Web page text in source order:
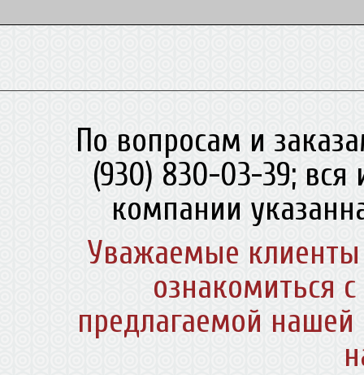
По вопросам и
(930) 830-03-39;
компании
Уважаемые
ознакомиться
предлагаемой